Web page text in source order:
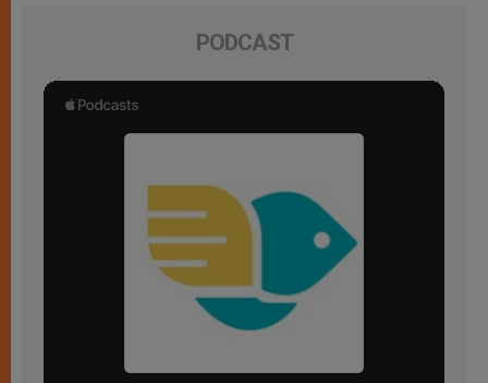
PODCAST